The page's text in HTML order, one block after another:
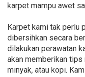
karpet mampu awet
Karpet kami tak perlu
dibersihkan secara
dilakukan perawatan
akan memberikan
minyak, atau kopi.